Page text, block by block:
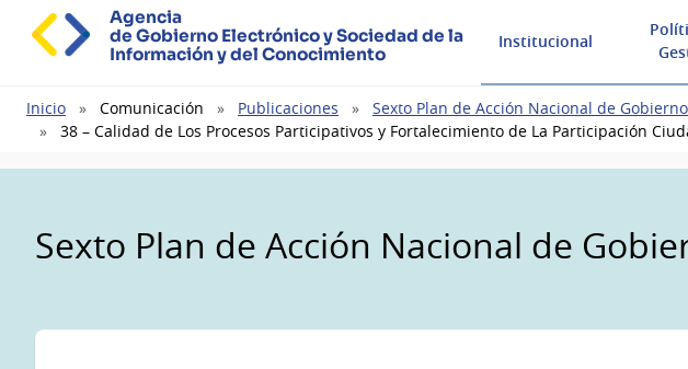
Agencia
de Gobierno Electrónico y Sociedad de la
Información y del Conocimiento
Institucional
Ruta
de
Inicio Comunicación Publicaciones
Sexto Plan de Acción Nacional de
38 – Calidad de Los Procesos Participativos y Fortalecimiento de La Participación
Sexto Plan de Acción Nacional de